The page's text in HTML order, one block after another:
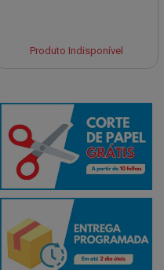
Produto Indisponível